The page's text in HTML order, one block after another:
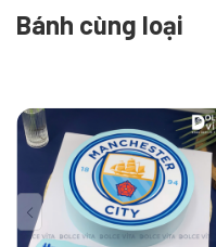
Bánh cùng loại